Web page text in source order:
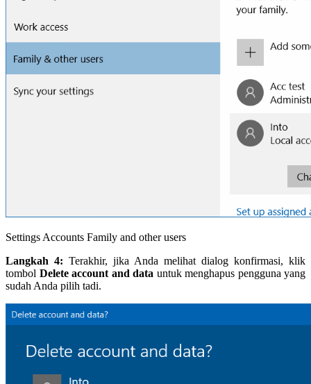
Settings Accounts Family and other users
Langkah 4: Terakhir, jika Anda melihat dialog konfirmasi, klik
tombol Delete account and data untuk menghapus pengguna yang
sudah Anda pilih tadi.